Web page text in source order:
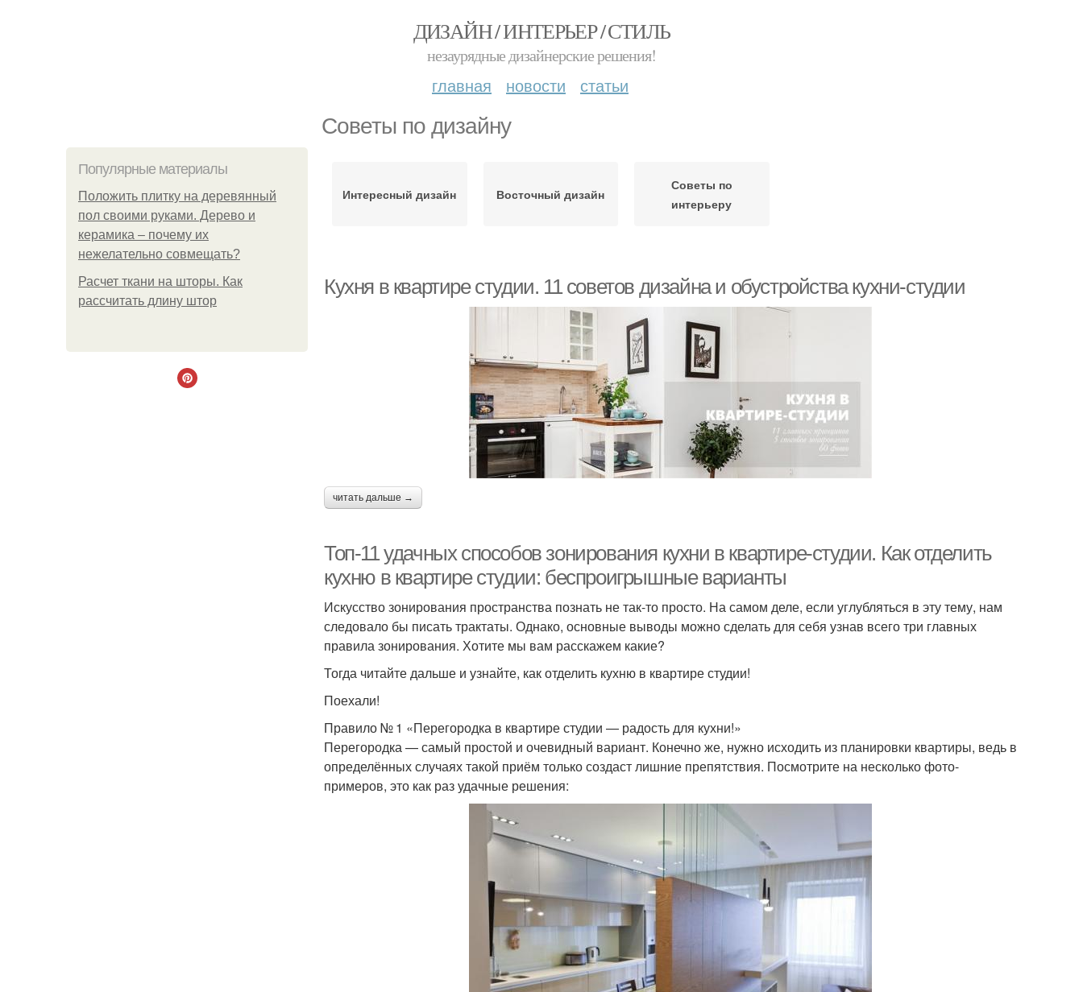
ДИЗАЙН / ИНТЕРЬЕР / СТИЛЬ
незаурядные дизайнерские решения!
главная новости статьи
Советы по дизайну
Популярные материалы
Положить плитку на деревянный
пол своими руками. Дерево и
керамика – почему их
нежелательно совмещать?
Расчет ткани на шторы. Как
рассчитать длину штор
Интересный дизайн Восточный дизайн
Советы по
интерьеру
Кухня в квартире студии. 11 советов дизайна и обустройства кухни-студии
читать дальше →
Топ-11 удачных способов зонирования кухни в квартире-студии. Как отделить
кухню в квартире студии: беспроигрышные варианты
Искусство зонирования пространства познать не так-то просто. На самом деле, если углубляться в эту тему, нам
следовало бы писать трактаты. Однако, основные выводы можно сделать для себя узнав всего три главных
правила зонирования. Хотите мы вам расскажем какие?
Тогда читайте дальше и узнайте, как отделить кухню в квартире студии!
Поехали!
Правило № 1 «Перегородка в квартире студии — радость для кухни!»
Перегородка — самый простой и очевидный вариант. Конечно же, нужно исходить из планировки квартиры, ведь в
определённых случаях такой приём только создаст лишние препятствия. Посмотрите на несколько фото-
примеров, это как раз удачные решения: